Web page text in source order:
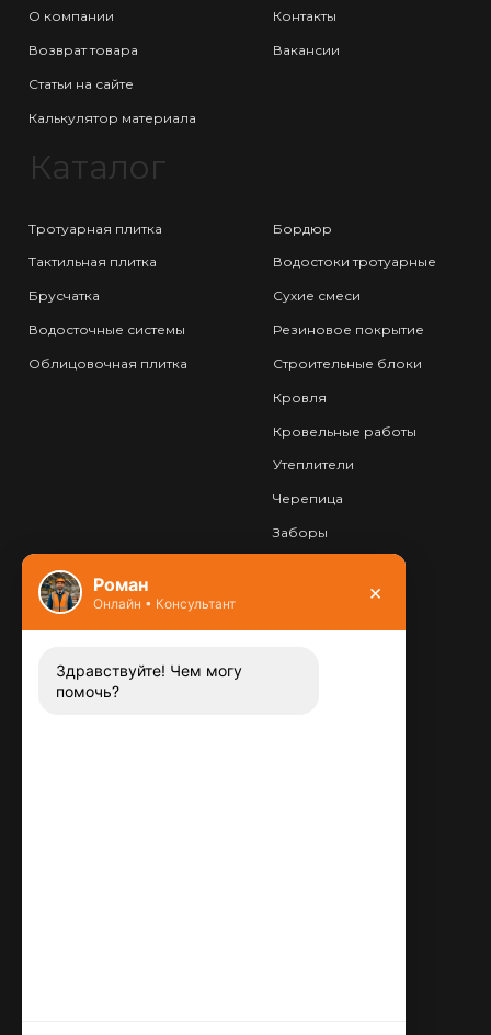
О компании
Возврат товара
Статьи на сайте
Калькулятор материала
Контакты
Вакансии
Каталог
Тротуарная плитка
Тактильная плитка
Брусчатка
Водосточные системы
Облицовочная плитка
Бордюр
Водостоки тротуарные
Сухие смеси
Резиновое покрытие
Строительные блоки
Кровля
Кровельные работы
Утеплители
Черепица
Заборы
Контакты
Заказать звонок
Роман
Онлайн • Консультант ×
Здравствуйте! Чем могу
помочь?